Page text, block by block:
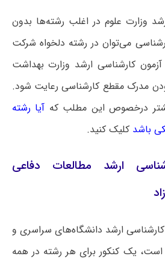
وزارت علوم در اغلب رشته‌ها بدون
می‌توان در رشته دلخواه شرکت
کارشناسی ارشد وزارت بهداشت
مدرک مقطع کارشناسی رعایت شود.
درخصوص این مطلب که آیا رشته
باشد کلیک کنید.
ارشد مطالعات دفاعی
کارشناسی ارشد دانشگاه‌های سراسری و
است، یک کنکور برای هر رشته در همه